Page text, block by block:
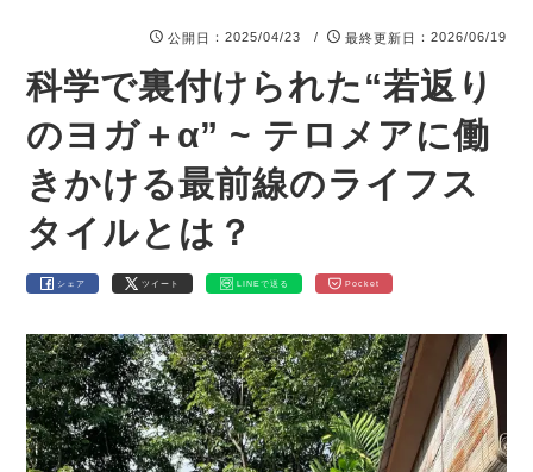
公開日 ：2025/04/23 / 最終更新日 ：2026/06/19
科学で裏付けられた“若返り
のヨガ＋α” ~ テロメアに働
きかける最前線のライフス
タイルとは？
シェア ツイート LINEで送る Pocket